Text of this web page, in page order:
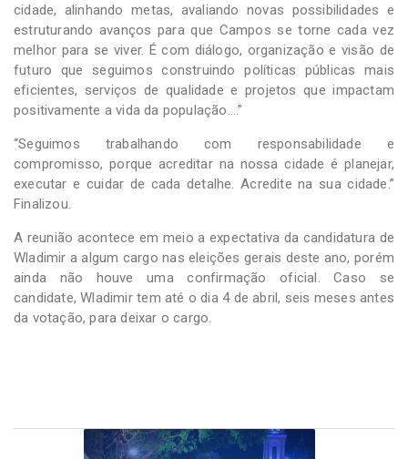
cidade, alinhando metas, avaliando novas possibilidades e
estruturando avanços para que Campos se torne cada vez
melhor para se viver. É com diálogo, organização e visão de
futuro que seguimos construindo políticas públicas mais
eficientes, serviços de qualidade e projetos que impactam
positivamente a vida da população….”
“Seguimos trabalhando com responsabilidade e
compromisso, porque acreditar na nossa cidade é planejar,
executar e cuidar de cada detalhe. Acredite na sua cidade.”
Finalizou.
A reunião acontece em meio a expectativa da candidatura de
Wladimir a algum cargo nas eleições gerais deste ano, porém
ainda não houve uma confirmação oficial. Caso se
candidate, Wladimir tem até o dia 4 de abril, seis meses antes
da votação, para deixar o cargo.